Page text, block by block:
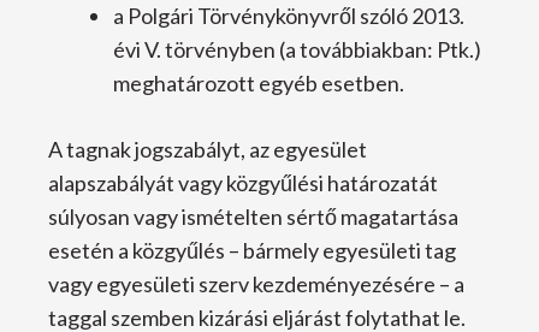
a Polgári Törvénykönyvről szóló 2013.
évi V. törvényben (a továbbiakban: Ptk.)
meghatározott egyéb esetben.
A tagnak jogszabályt, az egyesület
alapszabályát vagy közgyűlési határozatát
súlyosan vagy ismételten sértő magatartása
esetén a közgyűlés – bármely egyesületi tag
vagy egyesületi szerv kezdeményezésére – a
taggal szemben kizárási eljárást folytathat le.